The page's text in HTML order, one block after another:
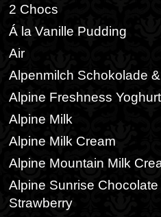
2 Chocs
Á la Vanille Pudding
Air
Alpenmilch Schokolade
Alpine Freshness
Alpine Milk
Alpine Milk Cream
Alpine Mountain Milk
Alpine Sunrise Chocolate
Strawberry